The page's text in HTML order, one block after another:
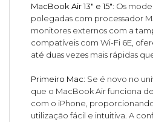
MacBook Air 13" e 15": Os
polegadas com processador
monitores externos com a
compatíveis com Wi-Fi 6E,
até duas vezes mais rápidas
Primeiro Mac: Se é novo no
que o MacBook Air funciona
com o iPhone,
utilização fácil e intuitiva. A